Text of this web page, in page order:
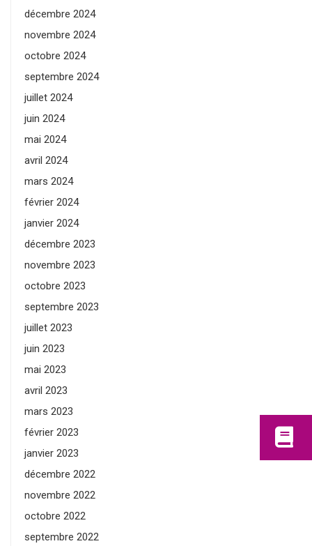
décembre 2024
novembre 2024
octobre 2024
septembre 2024
juillet 2024
juin 2024
mai 2024
avril 2024
mars 2024
février 2024
janvier 2024
décembre 2023
novembre 2023
octobre 2023
septembre 2023
juillet 2023
juin 2023
mai 2023
avril 2023
mars 2023
février 2023
janvier 2023
décembre 2022
novembre 2022
octobre 2022
septembre 2022